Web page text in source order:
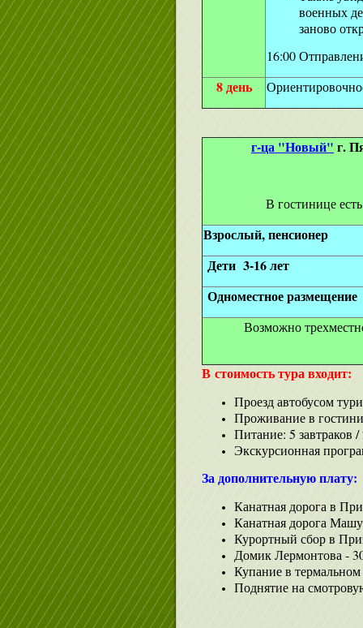
военных
заново
16:00
8 день
г-ца "Новый" г.
В гостинице
Взрослый, пенсионер
Дети 3-16 лет
Одноместное размещение
Возможно
В стоимость тура входит:
Проезд автобусом
Проживание в
Питание: 5 завтраков /
Экскурсионная
За дополнительную плату:
Канатная дорога в
Канатная дорога
Курортный сбор в
Домик Лермонтова -
Купание в
Поднятие на